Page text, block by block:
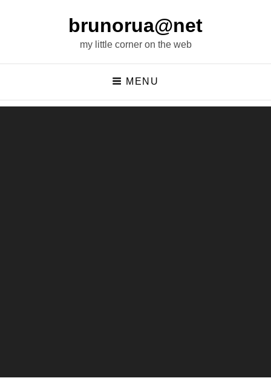
brunorua@net
my little corner on the web
MENU